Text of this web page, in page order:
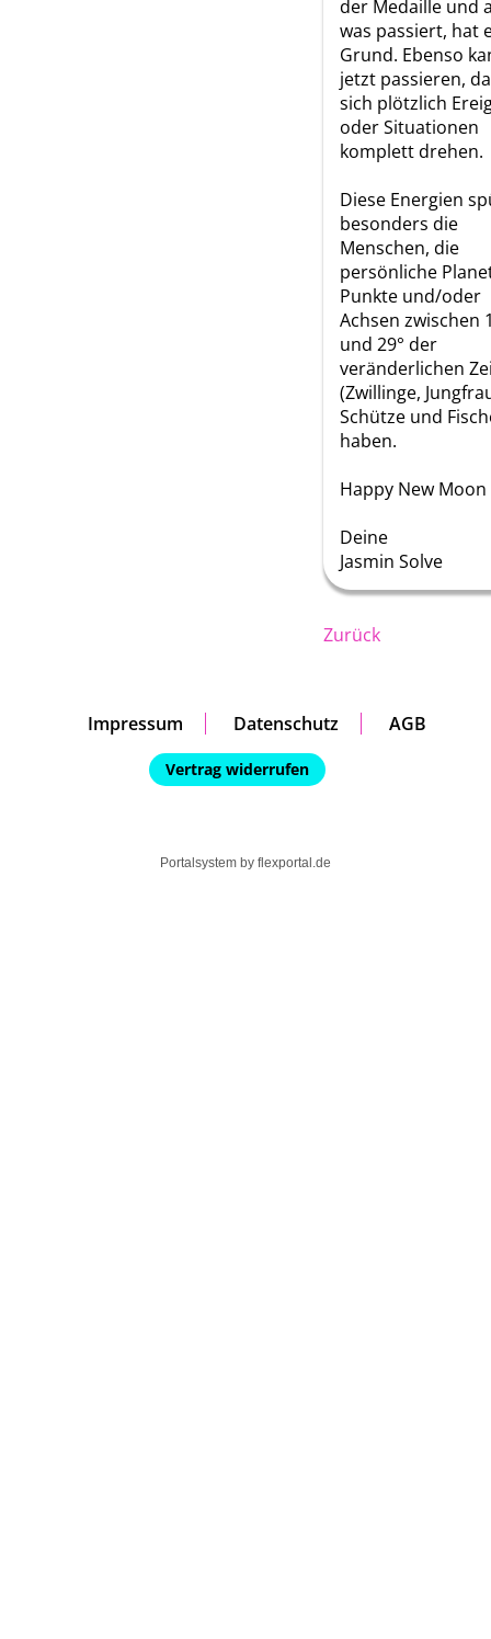
der Medaille und
was passiert, hat
Grund. Ebenso
jetzt passieren,
sich plötzlich
oder Situationen
komplett drehen.
Diese Energien
besonders die
Menschen, die
persönliche
Punkte und/oder
Achsen zwischen
und 29° der
veränderlichen
(Zwillinge,
Schütze und
haben.
Happy New Moon
Deine
Jasmin Solve
Zurück
Impressum Datenschutz AGB
Vertrag widerrufen
Portalsystem by flexportal.de